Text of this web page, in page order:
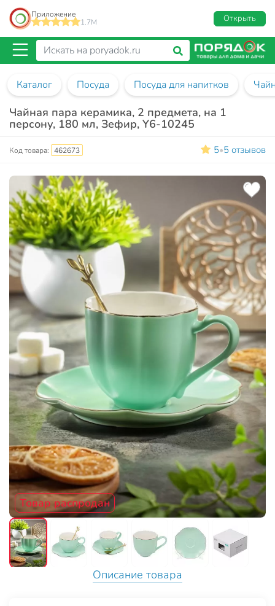
Приложение
1.7M
Открыть
Каталог Посуда Посуда для напитков
Чайная пара керамика, 2 предмета, на 1
персону, 180 мл, Зефир, Y6-10245
Код товара: 462673 5•5 отзывов
Товар распродан
Описание товара